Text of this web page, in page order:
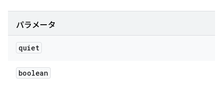
パラメータ
quiet
boolean